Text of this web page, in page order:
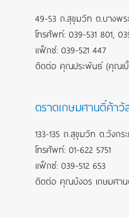
49-53 ถ.สุขุมวิท ต.บางพร
โทรศัพท์: 039-531 801,
แฟ็กซ์: 039-521 447
ติดต่อ คุณประพันธ์ (คุณเ
ตราดเกษมศานติ์ค้า
133-135 ถ.สุขุมวิท ต.วังก
โทรศัพท์: 01-622 5751
แฟ็กซ์: 039-512 653
ติดต่อ คุณบังอร เกษมศา